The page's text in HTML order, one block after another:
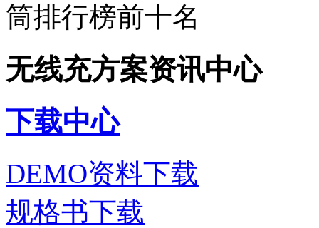
筒排行榜前十名
无线充方案资讯中心
下载中心
DEMO资料下载
规格书下载